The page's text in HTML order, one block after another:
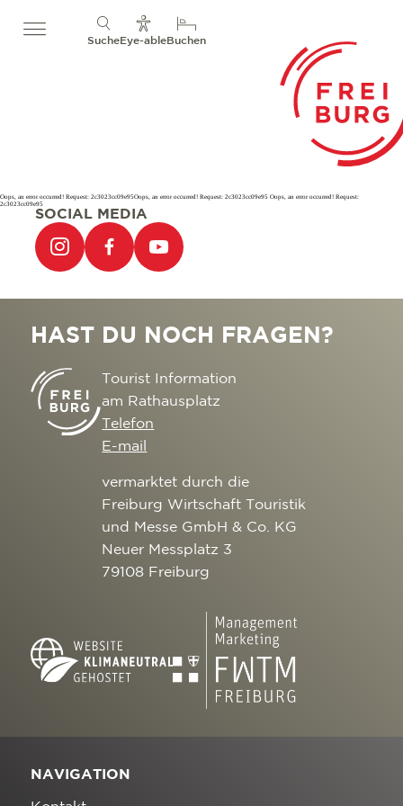
SucheEye-ableBuchen
Oops, an error occurred! Request: 2c3023cc09e95Oops, an error occurred! Request: 2c3023cc09e95 Oops, an error occurred! Request:
2c3023cc09e95
SOCIAL MEDIA
HAST DU NOCH FRAGEN?
Tourist Information
am Rathausplatz
Telefon
E-mail
vermarktet durch die
Freiburg Wirtschaft Touristik
und Messe GmbH & Co. KG
Neuer Messplatz 3
79108 Freiburg
NAVIGATION